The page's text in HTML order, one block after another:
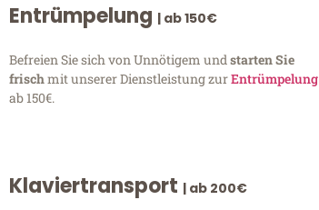
Entrümpelung | ab 150€
Befreien Sie sich von Unnötigem und starten Sie
frischmit unserer Dienstleistung zurEntrümpelung
ab 150€.
Klaviertransport | ab 200€